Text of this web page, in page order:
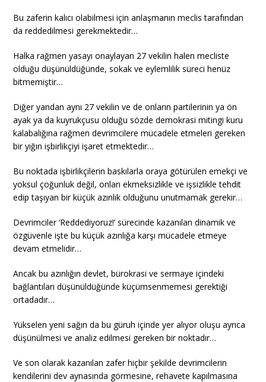
Bu zaferin kalıcı olabilmesi için anlaşmanın meclis tarafından
da reddedilmesi gerekmektedir…
Halka rağmen yasayı onaylayan 27 vekilin halen mecliste
olduğu düşünüldüğünde, sokak ve eylemlilik süreci henüz
bitmemiştir…
Diğer yandan aynı 27 vekilin ve de onların partilerinin ya ön
ayak ya da kuyrukçusu olduğu sözde demokrasi mitingi kuru
kalabalığına rağmen devrimcilere mücadele etmeleri gereken
bir yığın işbirlikçiyi işaret etmektedir…
Bu noktada işbirlikçilerin baskılarla oraya götürülen emekçi ve
yoksul çoğunluk değil, onları ekmeksizlikle ve işsizlikle tehdit
edip taşıyan bir küçük azınlık olduğunu unutmamak gerekir…
Devrimciler ‘Reddediyoruz!’ sürecinde kazanılan dinamik ve
özgüvenle işte bu küçük azınlığa karşı mücadele etmeye
devam etmelidir…
Ancak bu azınlığın devlet, bürokrasi ve sermaye içindeki
bağlantıları düşünüldüğünde küçümsenmemesi gerektiği
ortadadır…
Yükselen yeni sağın da bu güruh içinde yer alıyor oluşu ayrıca
düşünülmesi ve analiz edilmesi gereken bir noktadır…
Ve son olarak kazanılan zafer hiçbir şekilde devrimcilerin
kendilerini dev aynasında görmesine, rehavete kapılmasına